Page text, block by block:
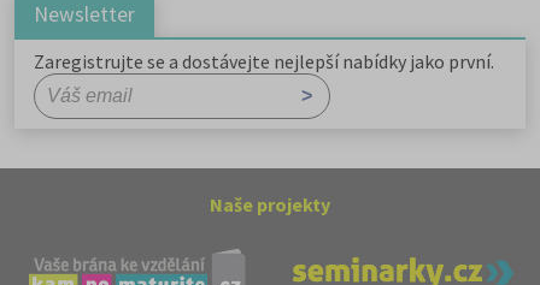
Newsletter
Zaregistrujte se a dostávejte nejlepší nabídky jako první.
Naše projekty